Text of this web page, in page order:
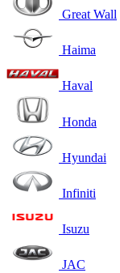
Great Wall
Haima
Haval
Honda
Hyundai
Infiniti
Isuzu
JAC